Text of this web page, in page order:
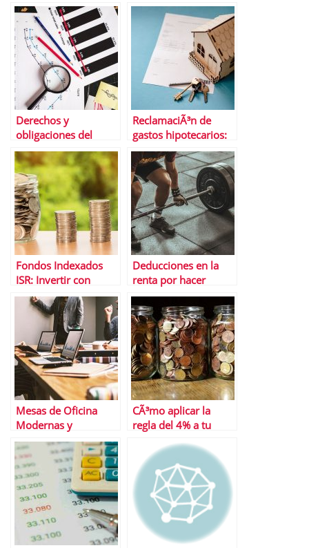
continuo con su
rango de trading
mÃ¡s probable
Derechos y
obligaciones del
contribuyente en una
inspecciÃ³n de
Hacienda
ReclamaciÃ³n de
gastos hipotecarios:
oportunidad para los
consumidores hasta
el 14 de abril
Fondos Indexados
ISR: Invertir con
conciencia y
rentabilidad
Deducciones en la
renta por hacer
deporte
Mesas de Oficina
Modernas y
ErgonÃ³micas:
Mejora la
Productividad en tu
Empresa
CÃ³mo aplicar la
regla del 4% a tu
jubilaciÃ³n